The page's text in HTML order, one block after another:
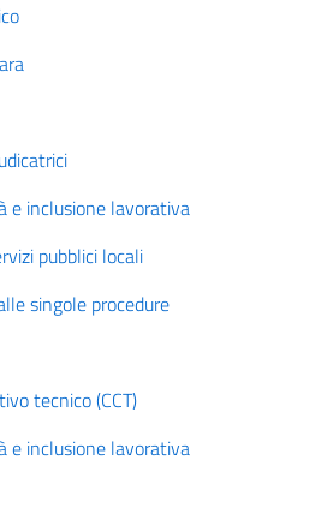
e inclusione lavorativa
pubblici locali
singole procedure
tecnico (CCT)
e inclusione lavorativa